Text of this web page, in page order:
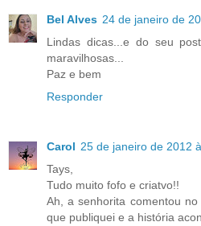
Bel Alves 24 de janeiro de
Lindas dicas...e do seu
maravilhosas...
Paz e bem
Responder
Carol 25 de janeiro de 2012
Tays,
Tudo muito fofo e criatvo!!
Ah, a senhorita comentou
que publiquei e a história